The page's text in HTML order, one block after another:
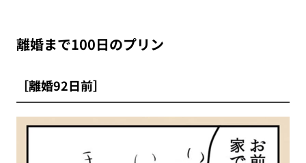
離婚まで100日のプリン
［離婚92日前］